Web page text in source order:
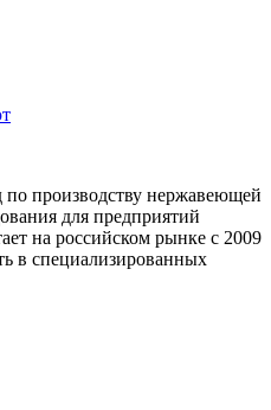
производству нержавеющей
для предприятий
на российском рынке с 2009
в специализированных